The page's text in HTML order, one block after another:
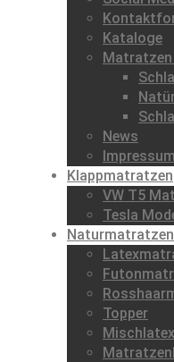
Kataloge
News
Impressum
Klappmatratzen
VW T5
Tesla
Naturmatratzen
Topper